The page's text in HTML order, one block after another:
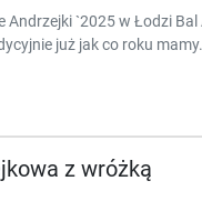
Andrzejki `2025 w Łodzi
już jak co roku
z wróżką